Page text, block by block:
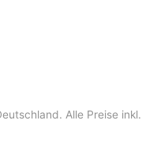
. Alle Preise inkl.